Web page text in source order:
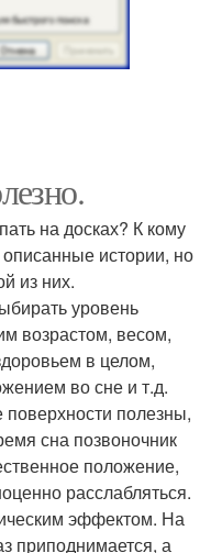
на досках? К кому
истории, но
из них.
уровень
возрастом, весом,
в целом,
во сне и т.д.
полезны,
сна позвоночник
положение,
расслабляться.
эффектом. На
приподнимается, а